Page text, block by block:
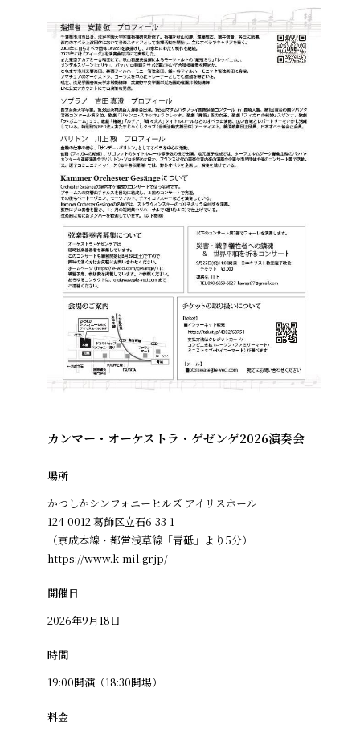
カンマー・オーケストラ・ゲゼンゲ2026演奏会
場所
かつしかシンフォニーヒルズ アイリスホール
124-0012 葛飾区立石6-33-1
（京成本線・都営浅草線「青砥」より5分）
https://www.k-mil.gr.jp/
開催日
2026年9月18日
時間
19:00開演（18:30開場）
料金